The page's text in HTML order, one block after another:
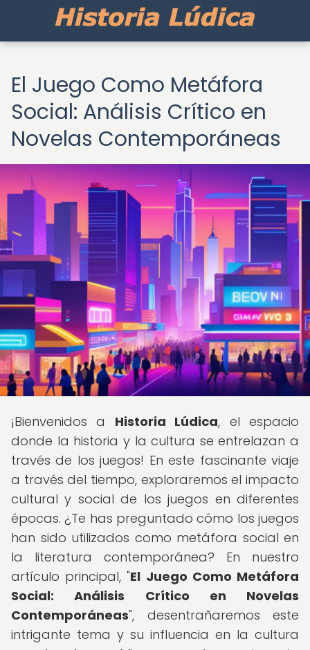
El Juego Como Metáfora
Social: Análisis Crítico en
Novelas Contemporáneas
¡Bienvenidos a Historia Lúdica, el espacio
donde la historia y la cultura se entrelazan a
través de los juegos! En este fascinante viaje
a través del tiempo, exploraremos el impacto
cultural y social de los juegos en diferentes
épocas. ¿Te has preguntado cómo los juegos
han sido utilizados como metáfora social en
la literatura contemporánea? En nuestro
artículo principal, "El Juego Como Metáfora
Social: Análisis Crítico en Novelas
Contemporáneas", desentrañaremos este
intrigante tema y su influencia en la cultura